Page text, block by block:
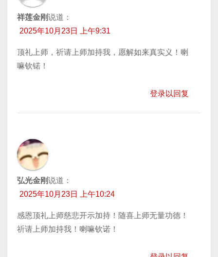
祥莲金刚说道：
2025年10月23日 上午9:31
顶礼上师，祈请上师加持我，愿解如来真实义！喇
嘛钦锘！
登录以回复
弘光金刚说道：
2025年10月23日 上午10:24
感恩顶礼上师慈悲开示加持！随喜上师无量功德！
祈请上师加持我！喇嘛钦诺！